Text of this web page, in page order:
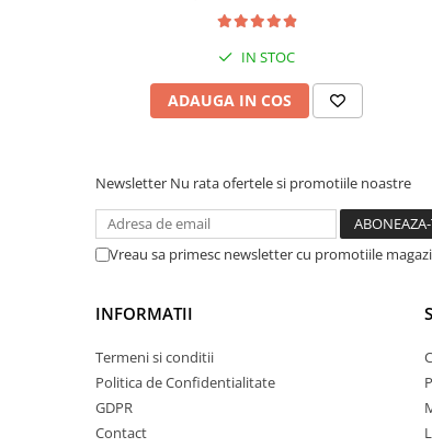
IN STOC
ADAUGA IN COS
Newsletter Nu rata ofertele si promotiile noastre
Vreau sa primesc newsletter cu promotiile
INFORMATII
Termeni si conditii
Politica de Confidentialitate
GDPR
Contact